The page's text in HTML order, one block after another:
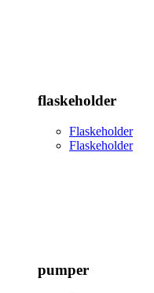
flaskeholder
Flaskeholder
Flaskeholder
pumper